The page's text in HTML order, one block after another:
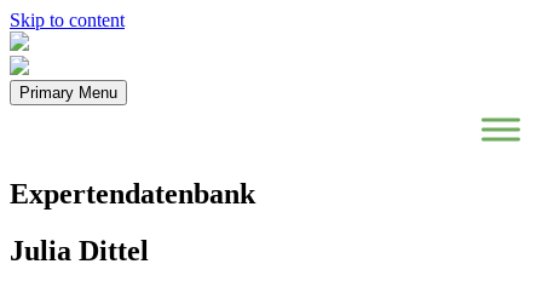
Skip to content
Primary Menu
Expertendatenbank
Julia Dittel